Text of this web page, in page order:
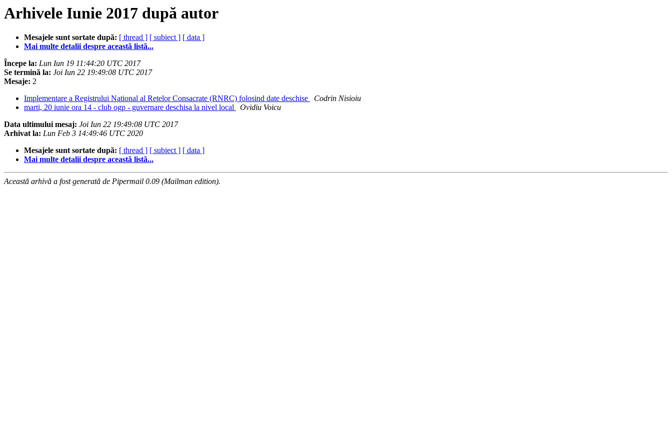
Arhivele Iunie 2017 după autor
Mesajele sunt sortate după: [ thread ] [ subiect ] [ data ]
Mai multe detalii despre această listă...
Începe la: Lun Iun 19 11:44:20 UTC 2017
Se termină la: Joi Iun 22 19:49:08 UTC 2017
Mesaje: 2
Implementare a Registrului National al Retelor Consacrate (RNRC) folosind date deschise
Codrin Nisioiu
marti, 20 iunie ora 14 - club ogp - guvernare deschisa la nivel local
Ovidiu Voicu
Data ultimului mesaj: Joi Iun 22 19:49:08 UTC 2017
Arhivat la: Lun Feb 3 14:49:46 UTC 2020
Mesajele sunt sortate după: [ thread ] [ subiect ] [ data ]
Mai multe detalii despre această listă...
Această arhivă a fost generată de Pipermail 0.09 (Mailman edition).